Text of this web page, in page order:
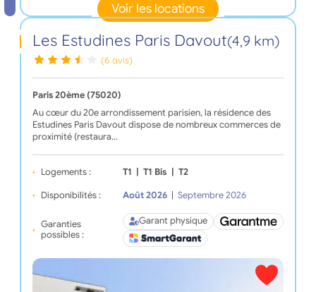
Voir les locations
Les Estudines Paris Davout(4,9 km)
(6 avis)
Paris 20ème (75020)
Au cœur du 20e arrondissement parisien, la résidence des
Estudines Paris Davout dispose de nombreux commerces de
proximité (restaura…
Logements : T1 | T1 Bis | T2
Disponibilités : Août 2026 | Septembre 2026
Garanties
possibles :
Garant physique